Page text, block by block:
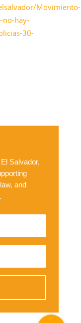
Movimiento-
no-hay-
30-
Salvador,
and